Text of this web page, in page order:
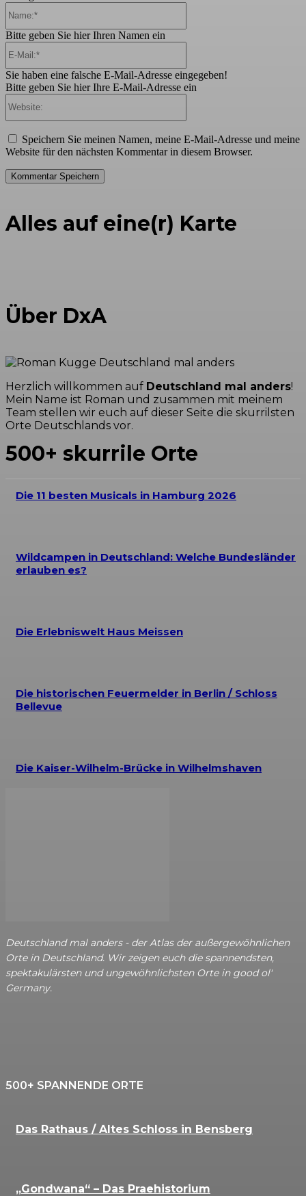
Bitte geben Sie hier Ihren Namen ein
Sie haben eine falsche E-Mail-Adresse eingegeben!
Bitte geben Sie hier Ihre E-Mail-Adresse ein
Speichern Sie meinen Namen, meine E-Mail-Adresse und meine
Website für den nächsten Kommentar in diesem Browser.
Alles auf eine(r) Karte
Über DxA
Herzlich willkommen auf Deutschland mal anders!
Mein Name ist Roman und zusammen mit meinem
Team stellen wir euch auf dieser Seite die skurrilsten
Orte Deutschlands vor.
500+ skurrile Orte
Die 11 besten Musicals in Hamburg 2026
Wildcampen in Deutschland: Welche Bundesländer
erlauben es?
Die Erlebniswelt Haus Meissen
Die historischen Feuermelder in Berlin / Schloss
Bellevue
Die Kaiser-Wilhelm-Brücke in Wilhelmshaven
Deutschland mal anders - der Atlas der außergewöhnlichen
Orte in Deutschland. Wir zeigen euch die spannendsten,
spektakulärsten und ungewöhnlichsten Orte in good ol'
Germany.
500+ SPANNENDE ORTE
Das Rathaus / Altes Schloss in Bensberg
„Gondwana“ – Das Praehistorium